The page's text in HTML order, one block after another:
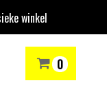
0
WINTERSPORTSHOP